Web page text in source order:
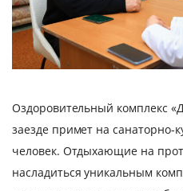
Оздоровительный комплекс
заезде примет на санаторно-
человек. Отдыхающие на
насладиться уникальным